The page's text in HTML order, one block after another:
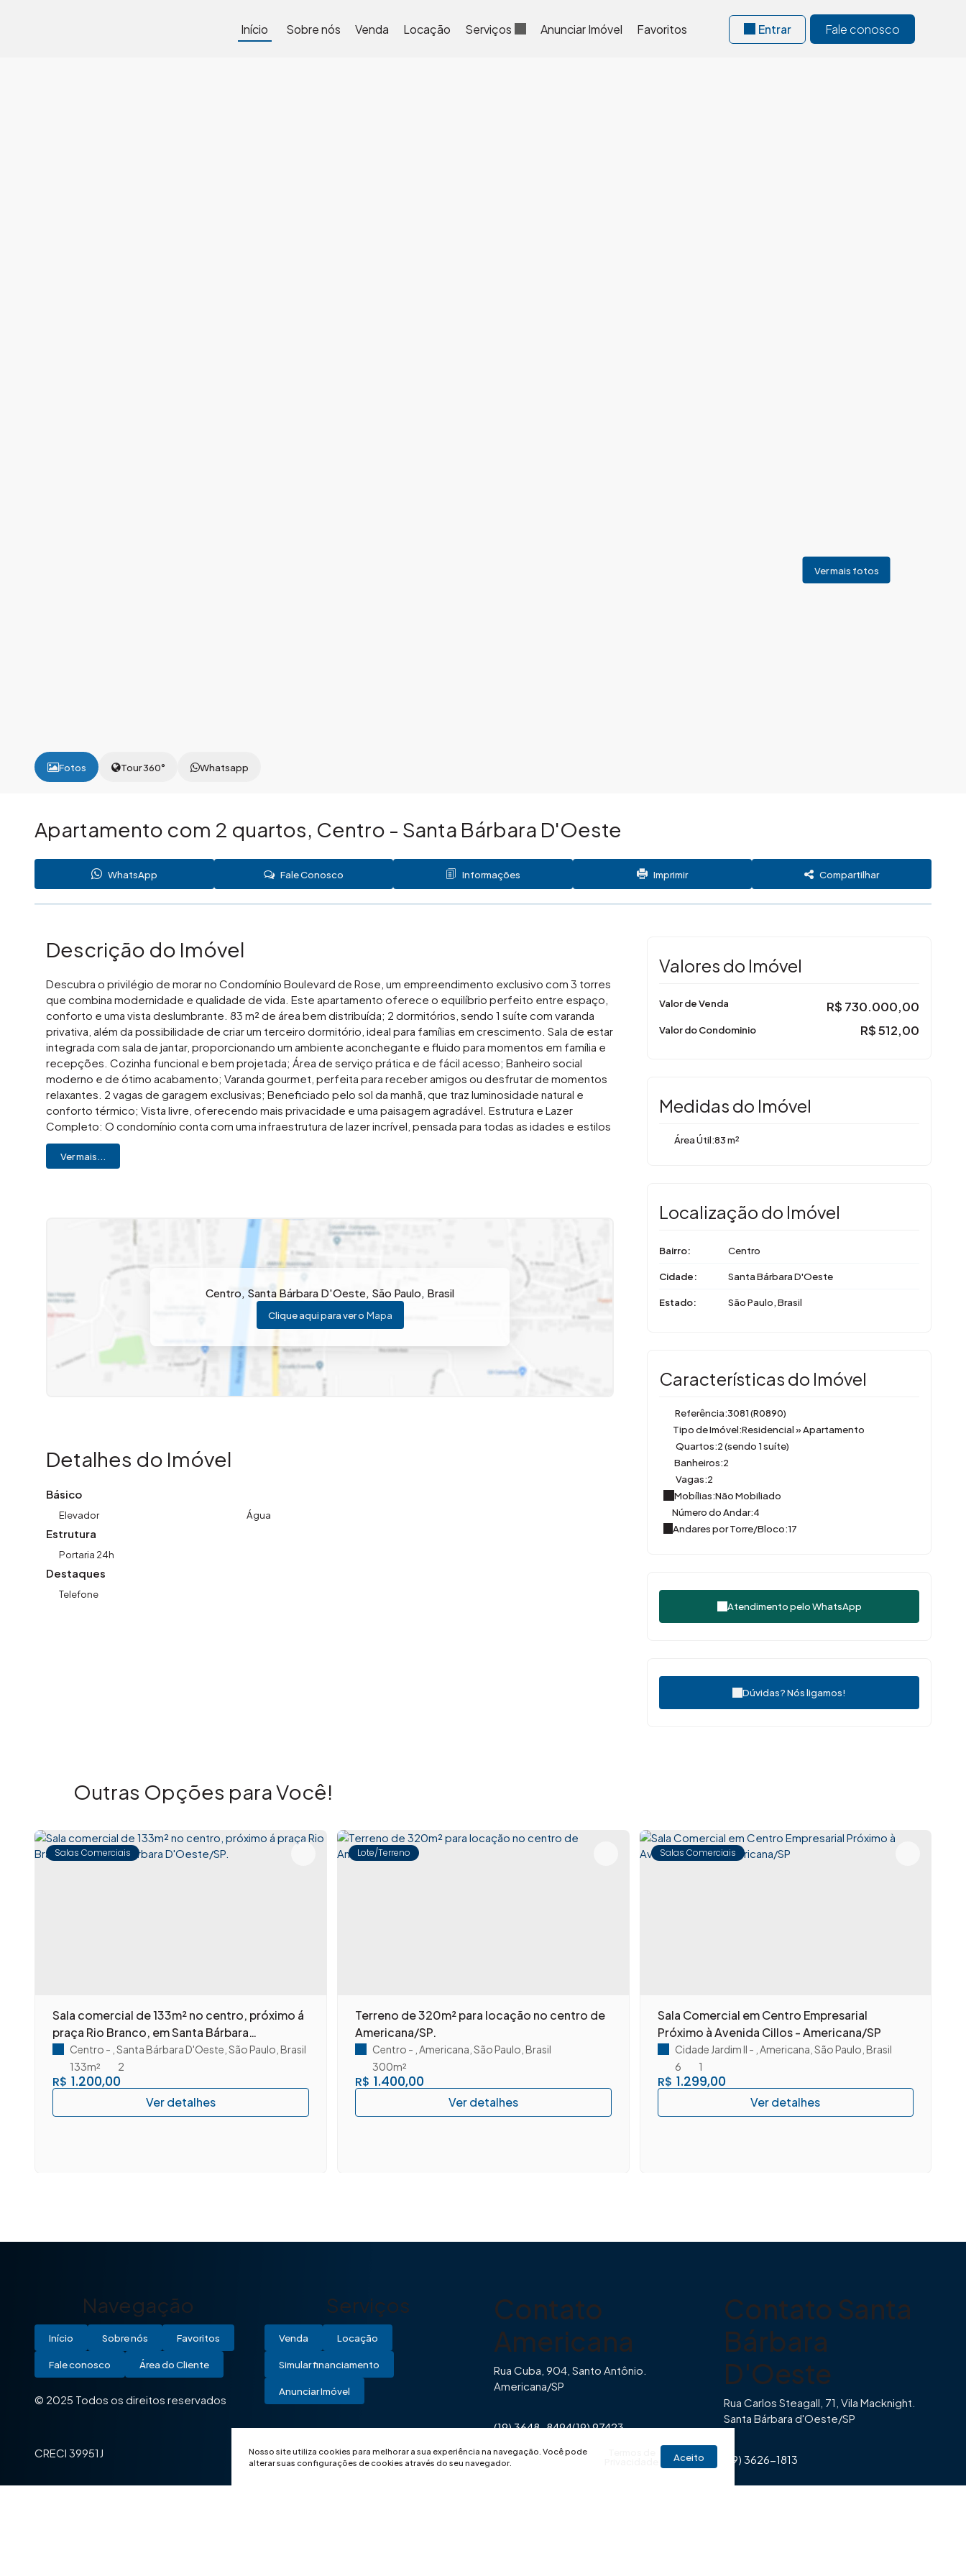
Fale conosco
Entrar
Favoritos
Anunciar Imóvel
Serviços
Locação
Venda
Sobre nós
Início
Nosso site utiliza cookies para melhorar a sua experiência na navegação. Você pode
alterar suas configurações de cookies através do seu navegador.
Aceito
Fotos Tour 360° Whatsapp
Apartamento com 2 quartos, Centro - Santa Bárbara D'Oeste
WhatsApp Fale Conosco Informações Imprimir Compartilhar
Descrição do Imóvel
Descubra o privilégio de morar no Condomínio Boulevard de Rose, um empreendimento exclusivo com 3 torres
que combina modernidade e qualidade de vida. Este apartamento oferece o equilíbrio perfeito entre espaço,
conforto e uma vista deslumbrante. 83 m² de área bem distribuída; 2 dormitórios, sendo 1 suíte com varanda
privativa, além da possibilidade de criar um terceiro dormitório, ideal para famílias em crescimento. Sala de estar
integrada com sala de jantar, proporcionando um ambiente aconchegante e fluido para momentos em família e
recepções. Cozinha funcional e bem projetada; Área de serviço prática e de fácil acesso; Banheiro social
moderno e de ótimo acabamento; Varanda gourmet, perfeita para receber amigos ou desfrutar de momentos
relaxantes. 2 vagas de garagem exclusivas; Beneficiado pelo sol da manhã, que traz luminosidade natural e
conforto térmico; Vista livre, oferecendo mais privacidade e uma paisagem agradável. Estrutura e Lazer
Completo: O condomínio conta com uma infraestrutura de lazer incrível, pensada para todas as idades e estilos
de vida. Churrasqueira para confraternizações; Piscina para momentos de lazer e relaxamento; Espaço fitness
totalmente equipado. Escritório para quem busca praticidade no home office; Espaço de jogos virtuais e
espaço kids, garantindo diversão para os pequenos e adolescentes. Brinquedoteca e quadra poliesportiva
uma área de lazer completa, o Condomínio Boulevard de Rose é a escolha perfeita. Venha viver com qualidade
de vida em um lugar único! Gostou? Entre em contato. (19) 3468-8494 Imovibe Imóveis A imobiliária que causa
Ver mais...
Centro, Santa Bárbara D'Oeste, São Paulo, Brasil
Clique aqui para ver o Mapa
Detalhes do Imóvel
Básico
Elevador Água
Estrutura
Portaria 24h
Destaques
Telefone
Valores do Imóvel
R$ 730.000,00
Valor de Venda
Valor do Condominio R$512,00
Medidas do Imóvel
Área Útil:83 m²
Localização do Imóvel
Bairro: Centro
Cidade: Santa Bárbara D'Oeste
Estado: São Paulo, Brasil
Características do Imóvel
Referência:3081(R0890)
Tipo de Imóvel:Residencial»Apartamento
Quartos:2 (sendo 1 suíte)
Banheiros:2
Vagas:2
Mobílias:Não Mobiliado
Número do Andar:4
Andares por Torre/Bloco:17
Atendimento peloWhatsApp
Dúvidas? Nós ligamos!
Outras Opções para Você!
Salas Comerciais
Sala comercial de 133m² no centro, próximo á
praça Rio Branco, em Santa Bárbara
D'Oeste/SP.
R$ 1.200,00
Centro ,Santa Bárbara D'Oeste ,São Paulo ,Brasil
2
133m²
Lote/Terreno
Terreno de 320m² para locação no centro de
Americana/SP.
R$ 1.400,00
Centro Americana São Paulo Brasil
300m²
Salas Comerciais
Sala Comercial em Centro Empresarial
Próximo à Avenida Cillos - Americana/SP
R$ 1.299,00
Cidade Jardim II Americana São Paulo Brasil
6
1
Navegação
Início Sobre nós Favoritos
Fale conosco Área do Cliente
© 2025 Todos os direitos reservados
CRECI 39951J
Serviços
Venda Locação
Simular financiamento
Anunciar Imóvel
Contato
Americana
Rua Cuba, 904, Santo Antônio.
Americana/SP
(19) 3648-8494(19) 97423-
Contato Santa
Bárbara
D'Oeste
Rua Carlos Steagall, 71, Vila Macknight.
Santa Bárbara d'Oeste/SP
(19) 3626-1813